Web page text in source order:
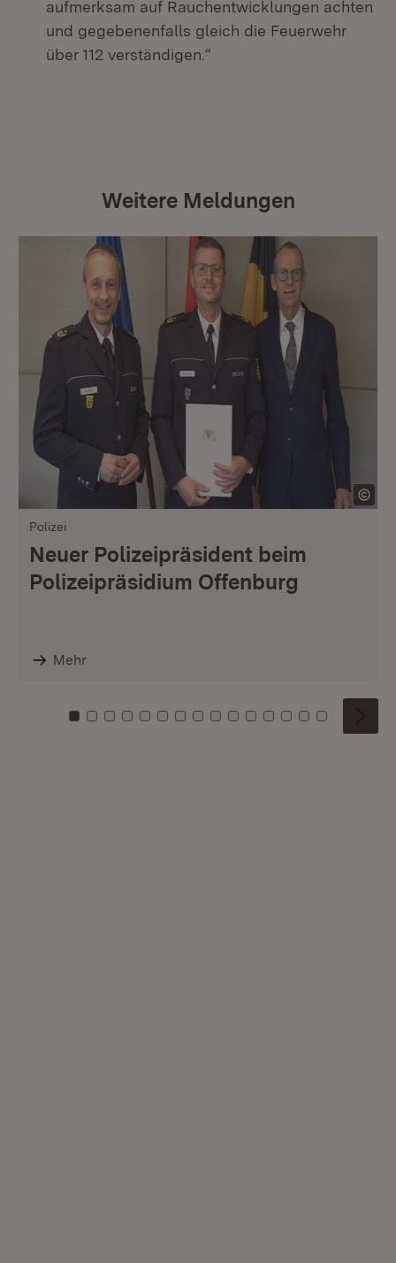
aufmerksam auf Rauchentwicklungen achten
und gegebenenfalls gleich die Feuerwehr
über 112 verständigen.“
Weitere Meldungen
Polizei
Neuer Polizeipräsident beim
Polizeipräsidium Offenburg
Mehr
Zu Kachel: 0
Zu Kachel: 1
Zu Kachel: 2
Zu Kachel: 3
Zu Kachel: 4
Zu Kachel: 5
Zu Kachel: 6
Zu Kachel: 7
Zu Kachel: 8
Zu Kachel: 9
Zu Kachel: 10
Zu Kachel: 11
Zu Kachel: 12
Zu Kachel:
Zu